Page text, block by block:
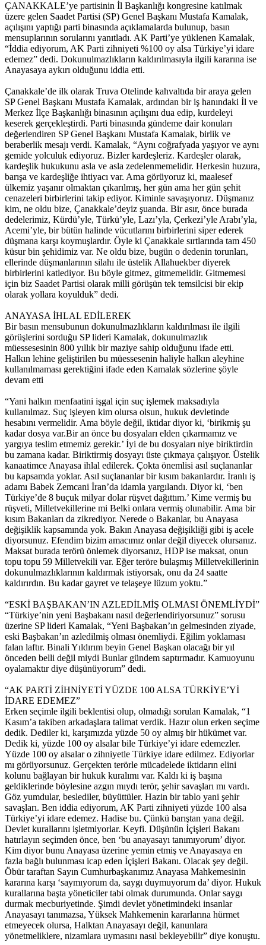
ÇANAKKALE’ye partisinin İl Başkanlığı kongresine katılmak
üzere gelen Saadet Partisi (SP) Genel Başkanı Mustafa Kamalak,
açılışını yaptığı parti binasında açıklamalarda bulunup, basın
mensuplarının sorularını yanıtladı. AK Parti’ye yüklenen Kamalak,
“İddia ediyorum, AK Parti zihniyeti %100 oy alsa Türkiye’yi idare
edemez” dedi. Dokunulmazlıkların kaldırılmasıyla ilgili kararına ise
Anayasaya aykırı olduğunu iddia etti.
Çanakkale’de ilk olarak Truva Otelinde kahvaltıda bir araya gelen
SP Genel Başkanı Mustafa Kamalak, ardından bir iş hanındaki İl ve
Merkez İlçe Başkanlığı binasının açılışını dua edip, kurdeleyi
keserek gerçekleştirdi. Parti binasında gündeme dair konuları
değerlendiren SP Genel Başkanı Mustafa Kamalak, birlik ve
beraberlik mesajı verdi. Kamalak, “Aynı coğrafyada yaşıyor ve aynı
gemide yolculuk ediyoruz. Bizler kardeşleriz. Kardeşler olarak,
kardeşlik hukukunu asla ve asla zedelenmemelidir. Herkesin huzura,
barışa ve kardeşliğe ihtiyacı var. Ama görüyoruz ki, maalesef
ülkemiz yaşanır olmaktan çıkarılmış, her gün ama her gün şehit
cenazeleri birbirlerini takip ediyor. Kiminle savaşıyoruz. Düşmanız
kim, ne oldu bize, Çanakkale’deyiz şuanda. Bir asır, önce burada
dedelerimiz, Kürdü’yle, Türkü’yle, Lazı’yla, Çerkezi’yle Arabı’yla,
Acemi’yle, bir bütün halinde vücutlarını birbirlerini siper ederek
düşmana karşı koymuşlardır. Öyle ki Çanakkale sırtlarında tam 450
küsur bin şehidimiz var. Ne oldu bize, bugün o dedenin torunları,
ellerinde düşmanlarının silahı ile üstelik Allahuekber diyerek
birbirlerini katlediyor. Bu böyle gitmez, gitmemelidir. Gitmemesi
için biz Saadet Partisi olarak milli görüşün tek temsilcisi bir ekip
olarak yollara koyulduk” dedi.
ANAYASA İHLAL EDİLEREK
Bir basın mensubunun dokunulmazlıkların kaldırılması ile ilgili
görüşlerini sorduğu SP lideri Kamalak, dokunulmazlık
müessesesinin 800 yıllık bir maziye sahip olduğunu ifade etti.
Halkın lehine geliştirilen bu müessesenin haliyle halkın aleyhine
kullanılmaması gerektiğini ifade eden Kamalak sözlerine şöyle
devam etti
“Yani halkın menfaatini işgal için suç işlemek maksadıyla
kullanılmaz. Suç işleyen kim olursa olsun, hukuk devletinde
hesabını vermelidir. Ama böyle değil, iktidar diyor ki, ‘birikmiş şu
kadar dosya var.Bir an önce bu dosyaları elden çıkarmamız ve
yargıya teslim etmemiz gerekir.’ İyi de bu dosyaları niye biriktirdin
bu zamana kadar. Biriktirmiş dosyayı üste çıkmaya çalışıyor. Üstelik
kanaatimce Anayasa ihlal edilerek. Çokta önemlisi asıl suçlananlar
bu kapsamda yoklar. Asıl suçlananlar bir kısım bakanlardır. İranlı iş
adamı Babek Zemcani İran’da idamla yargılandı. Diyor ki, ‘ben
Türkiye’de 8 buçuk milyar dolar rüşvet dağıttım.’ Kime vermiş bu
rüşveti, Milletvekillerine mi Belki onlara vermiş olunabilir. Ama bir
kısım Bakanları da zikrediyor. Nerede o Bakanlar, bu Anayasa
değişiklik kapsamında yok. Bakın Anayasa değişikliği gibi iş acele
diyorsunuz. Efendim bizim amacımız onlar değil diyecek olursanız.
Maksat burada terörü önlemek diyorsanız, HDP ise maksat, onun
topu topu 59 Milletvekili var. Eğer teröre bulaşmış Milletvekillerinin
dokunulmazlıklarının kaldırmak istiyorsak, onu da 24 saatte
kaldırırdın. Bu kadar gayret ve telaşeye lüzum yoktu.”
“ESKİ BAŞBAKAN’IN AZLEDİLMİŞ OLMASI ÖNEMLİYDİ”
“Türkiye’nin yeni Başbakanı nasıl değerlendiriyorsunuz” sorusu
üzerine SP lideri Kamalak, “Yeni Başbakan’ın gelmesinden ziyade,
eski Başbakan’ın azledilmiş olması önemliydi. Eğilim yoklaması
falan laftır. Binali Yıldırım beyin Genel Başkan olacağı bir yıl
önceden belli değil miydi Bunlar gündem saptırmadır. Kamuoyunu
oyalamaktır diye düşünüyorum” dedi.
“AK PARTİ ZİHNİYETİ YÜZDE 100 ALSA TÜRKİYE’Yİ
İDARE EDEMEZ”
Erken seçimle ilgili beklentisi olup, olmadığı sorulan Kamalak, “1
Kasım’a takiben arkadaşlara talimat verdik. Hazır olun erken seçime
dedik. Dediler ki, karşımızda yüzde 50 oy almış bir hükümet var.
Dedik ki, yüzde 100 oy alsalar bile Türkiye’yi idare edemezler.
Yüzde 100 oy alsalar o zihniyetle Türkiye idare edilmez. Ediyorlar
mı görüyorsunuz. Gerçekten terörle mücadelede iktidarın elini
kolunu bağlayan bir hukuk kuralımı var. Kaldı ki iş başına
geldiklerinde böylesine azgın mıydı terör, şehir savaşları mı vardı.
Göz yumdular, beslediler, büyüttüler. Hazin bir tablo yani şehir
savaşları. Ben iddia ediyorum, AK Parti zihniyeti yüzde 100 alsa
Türkiye’yi idare edemez. Hadise bu. Çünkü barıştan yana değil.
Devlet kurallarını işletmiyorlar. Keyfi. Düşünün İçişleri Bakanı
hatırlayın seçimden önce, ben ‘bu anayasayı tanımıyorum’ diyor.
Kim diyor bunu Anayasa üzerine yemin etmiş ve Anayasaya en
fazla bağlı bulunması icap eden İçişleri Bakanı. Olacak şey değil.
Öbür taraftan Sayın Cumhurbaşkanımız Anayasa Mahkemesinin
kararına karşı ‘saymıyorum da, saygı duymuyorum da’ diyor. Hukuk
kurallarına başta yöneticiler tabi olmak durumunda. Onlar saygı
durmak mecburiyetinde. Şimdi devlet yönetimindeki insanlar
Anayasayı tanımazsa, Yüksek Mahkemenin kararlarına hürmet
etmeyecek olursa, Halktan Anayasayı değil, kanunlara
yönetmeliklere, nizamlara uymasını nasıl bekleyebilir” diye konuştu.